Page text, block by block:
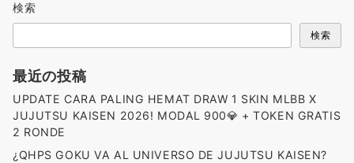
検索
検索
最近の投稿
UPDATE CARA PALING HEMAT DRAW 1 SKIN MLBB X
JUJUTSU KAISEN 2026! MODAL 900💎 + TOKEN GRATIS
2 RONDE
¿QHPS GOKU VA AL UNIVERSO DE JUJUTSU KAISEN?